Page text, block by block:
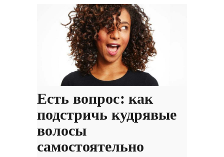
Есть вопрос: как
подстричь кудрявые
волосы
самостоятельно